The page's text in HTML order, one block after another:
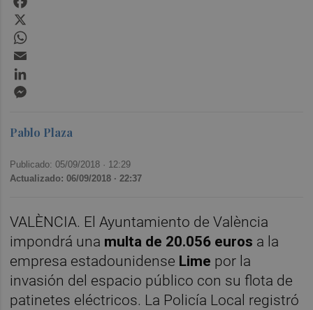
Pablo Plaza
Publicado: 05/09/2018 · 12:29
Actualizado: 06/09/2018 · 22:37
VALÈNCIA. El Ayuntamiento de València
impondrá una multa de 20.056 euros a la
empresa estadounidense Lime por la
invasión del espacio público con su flota de
patinetes eléctricos. La Policía Local registró